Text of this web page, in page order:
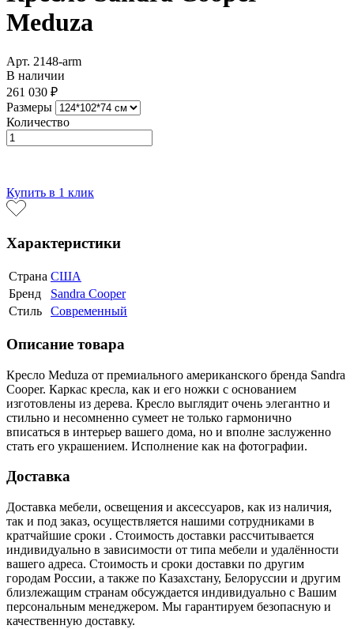
Meduza
Арт. 2148-arm
В наличии
261 030 ₽
Размеры
Количество
Купить в 1 клик
Характеристики
Страна США
Бренд
Sandra Cooper
Стиль
Современный
Описание товара
Кресло Meduza от премиального американского бренда Sandra
Cooper. Каркас кресла, как и его ножки с основанием
изготовлены из дерева. Кресло выглядит очень элегантно и
стильно и несомненно сумеет не только гармонично
вписаться в интерьер вашего дома, но и вполне заслуженно
стать его украшением. Исполнение как на фотографии.
Доставка
Доставка мебели, освещения и аксессуаров, как из наличия,
так и под заказ, осуществляется нашими сотрудниками в
кратчайшие сроки . Стоимость доставки рассчитывается
индивидуально в зависимости от типа мебели и удалённости
вашего адреса. Стоимость и сроки доставки по другим
городам России, а также по Казахстану, Белоруссии и другим
близлежащим странам обсуждается индивидуально с Вашим
персональным менеджером. Мы гарантируем безопасную и
качественную доставку.